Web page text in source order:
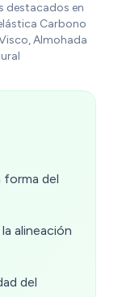
destacados en
Carbono
Almohada
forma del
alineación
del